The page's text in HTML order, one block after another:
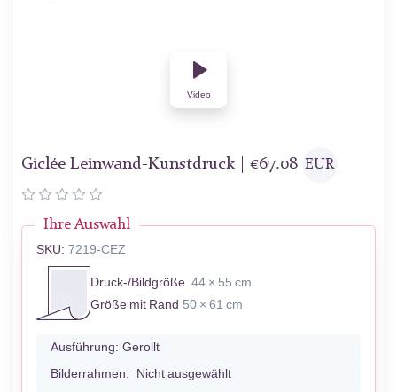
Video
Giclée Leinwand-Kunstdruck | €67.08 EUR
Ihre Auswahl
SKU: 7219-CEZ
Druck-/Bildgröße 44 × 55 cm
Größe mit Rand 50 × 61 cm
Ausführung: Gerollt
Bilderrahmen: Nicht ausgewählt